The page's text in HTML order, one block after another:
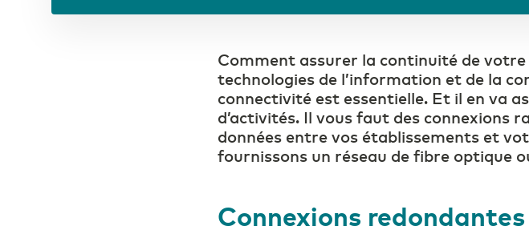
Comment assurer la continuité de
technologies de l’information et de la
connectivité est essentielle. Et il en va
d’activités. Il vous faut des connexions
données entre vos établissements et
fournissons un réseau de fibre optique
Connexions redondantes